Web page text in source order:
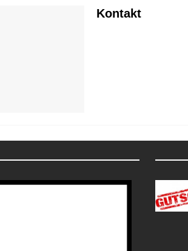
Kontakt